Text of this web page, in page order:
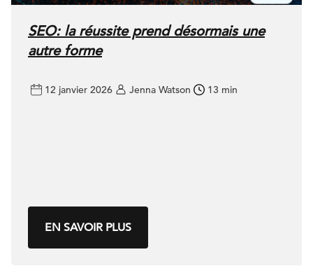
SEO: la réussite prend désormais une
autre forme
12 janvier 2026 Jenna Watson 13 min
EN SAVOIR PLUS